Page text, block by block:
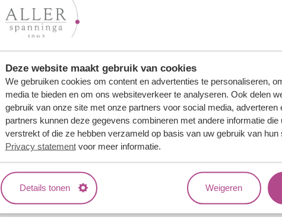
Deze website maakt gebruik van cookies
We gebruiken cookies om content en advertenties te personaliseren,
media te bieden en om ons websiteverkeer te analyseren. Ook delen
gebruik van onze site met onze partners voor social media, adverteren
partners kunnen deze gegevens combineren met andere informatie die
verstrekt of die ze hebben verzameld op basis van uw gebruik van
Privacy statementvoor meer informatie.
Details tonen Weigeren
Over ons Jouw